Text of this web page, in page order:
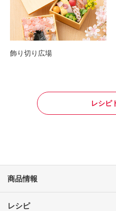
飾り切り広場
レシピ
商品情報
レシピ